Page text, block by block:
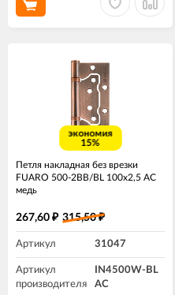
экономия
15%
Петля накладная без врезки
FUARO 500-2BB/BL 100x2,5 AC
медь
267,60 ₽ 315,50₽
Артикул 31047
Артикул
производителя
IN4500W-BL
AC